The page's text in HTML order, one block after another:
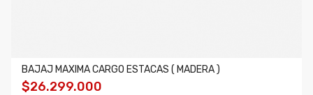
BAJAJ MAXIMA CARGO ESTACAS ( MADERA )
$26.299.000